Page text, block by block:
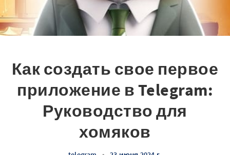
Как создать свое первое
приложение в Telegram:
Руководство для
хомяков